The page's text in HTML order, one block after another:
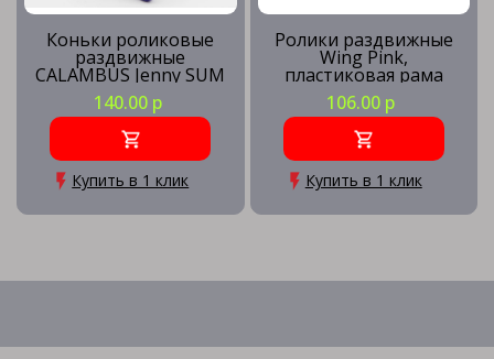
Коньки роликовые
раздвижные
CALAMBUS Jenny SUM
белый/фиолетовый
р.38-41
140.00 р
Купить в 1 клик
Ролики раздвижные
Wing Pink,
пластиковая рама
106.00 р
Купить в 1 клик